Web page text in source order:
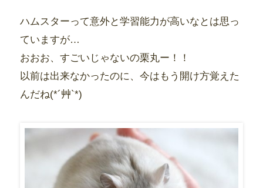
ハムスターって意外と学習能力が高いなとは思っ
ていますが…
おおお、すごいじゃないの栗丸ー！！
以前は出来なかったのに、今はもう開け方覚えた
んだね(*´艸`*)